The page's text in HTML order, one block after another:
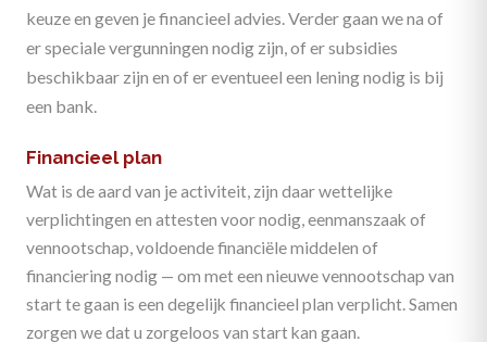
keuze en geven je financieel advies. Verder gaan we na of
er speciale vergunningen nodig zijn, of er subsidies
beschikbaar zijn en of er eventueel een lening nodig is bij
een bank.
Financieel plan
Wat is de aard van je activiteit, zijn daar wettelijke
verplichtingen en attesten voor nodig, eenmanszaak of
vennootschap, voldoende financiële middelen of
financiering nodig — om met een nieuwe vennootschap van
start te gaan is een degelijk financieel plan verplicht. Samen
zorgen we dat u zorgeloos van start kan gaan.